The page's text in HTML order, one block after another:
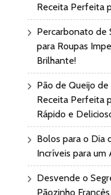
Receita Perfeita
Percarbonato de
para Roupas
Brilhante!
Pão de Queijo
Receita Perfeita
Rápido e
Bolos para o Dia
Incríveis para um
Desvende o
Pãozinho